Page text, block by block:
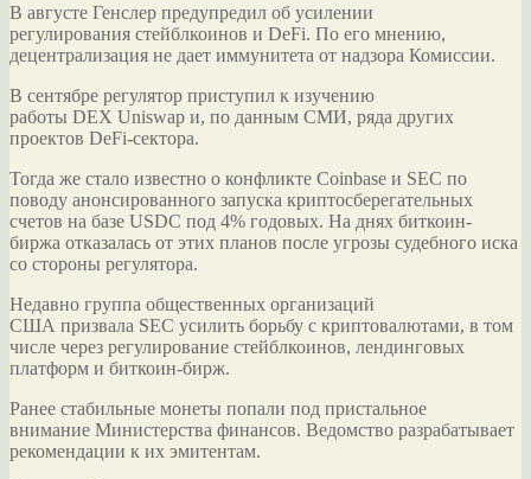
В августе Генслер предупредил об усилении
регулирования стейблкоинов и DeFi. По его мнению,
децентрализация не дает иммунитета от надзора Комиссии.
В сентябре регулятор приступил к изучению
работы DEX Uniswap и, по данным СМИ, ряда других
проектов DeFi-сектора.
Тогда же стало известно о конфликте Coinbase и SEC по
поводу анонсированного запуска криптосберегательных
счетов на базе USDC под 4% годовых. На днях биткоин-
биржа отказалась от этих планов после угрозы судебного иска
со стороны регулятора.
Недавно группа общественных организаций
США призвала SEC усилить борьбу с криптовалютами, в том
числе через регулирование стейблкоинов, лендинговых
платформ и биткоин-бирж.
Ранее стабильные монеты попали под пристальное
внимание Министерства финансов. Ведомство разрабатывает
рекомендации к их эмитентам.